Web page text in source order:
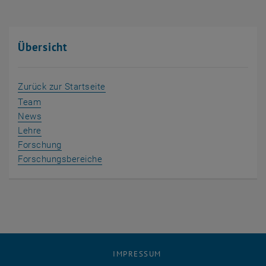
Übersicht
Zurück zur Startseite
Team
News
Lehre
Forschung
Forschungsbereiche
IMPRESSUM